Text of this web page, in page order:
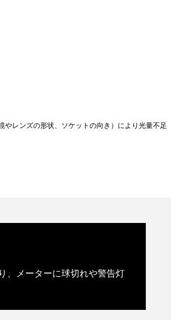
レンズの形状、ソケットの向き）により光量不足
、メーターに球切れや警告灯